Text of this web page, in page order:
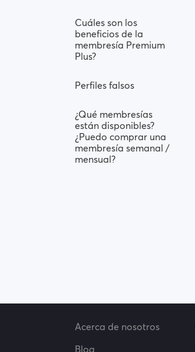
Cuáles son los
beneficios de la
membresía Premium
Plus?
Perfiles falsos
¿Qué membresías
están disponibles?
¿Puedo comprar una
membresía semanal /
mensual?
Acerca de nosotros
Blog